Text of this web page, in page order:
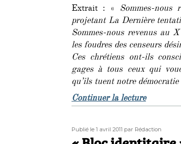
Extrait : « Sommes-
projetant La Dernière
Sommes-nous revenus au
les foudres des censeurs
Ces chrétiens ont-ils
gages à tous ceux qui
qu’ils tuent notre
Continuer la lecturede «
Publié
Publié le 1 avril 2011 Auteur
par Rédaction